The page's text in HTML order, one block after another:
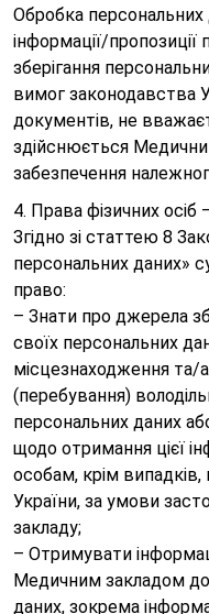
Обробка
інформації/
зберігання
вимог законодавства
документів, не
здійснюється
забезпечення
4. Права фізичних осіб
Згідно зі статтею 8
персональних даних»
право:
– Знати про джерела
своїх персональних
місцезнаходження та/
(перебування)
персональних даних
щодо отримання цієї
особам, крім
України, за умови
закладу;
– Отримувати
Медичним закладом
даних, зокрема